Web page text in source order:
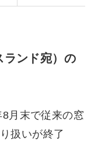
ランド宛）の
月末で従来の窓
扱いが終了